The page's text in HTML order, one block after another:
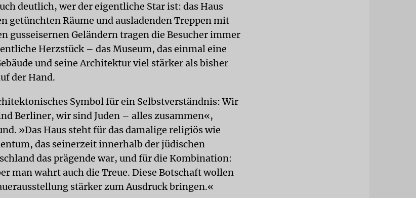
deutlich, wer der eigentliche Star ist: das Haus
getünchten Räume und ausladenden Treppen mit
gusseisernen Geländern tragen die Besucher immer
Herzstück – das Museum, das einmal eine
und seine Architektur viel stärker als bisher
der Hand.
Symbol für ein Selbstverständnis: Wir
Berliner, wir sind Juden – alles zusammen«,
»Das Haus steht für das damalige religiös wie
das seinerzeit innerhalb der jüdischen
das prägende war, und für die Kombination:
man wahrt auch die Treue. Diese Botschaft wollen
stärker zum Ausdruck bringen.«